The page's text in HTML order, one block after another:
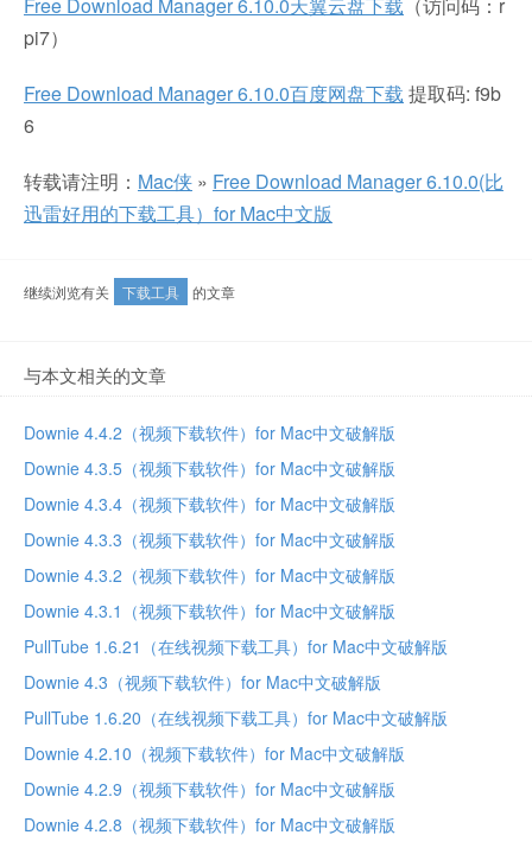
pi7）
Free Download Manager 6.10.0百度网盘下载 提取码: f9b
6
转载请注明： Mac侠 » Free Download Manager 6.10.0(比
迅雷好用的下载工具）for Mac中文版
继续浏览有关 下载工具 的文章
与本文相关的文章
Downie 4.4.2（视频下载软件）for Mac中文破解版
Downie 4.3.5（视频下载软件）for Mac中文破解版
Downie 4.3.4（视频下载软件）for Mac中文破解版
Downie 4.3.3（视频下载软件）for Mac中文破解版
Downie 4.3.2（视频下载软件）for Mac中文破解版
Downie 4.3.1（视频下载软件）for Mac中文破解版
PullTube 1.6.21（在线视频下载工具）for Mac中文破解版
Downie 4.3（视频下载软件）for Mac中文破解版
PullTube 1.6.20（在线视频下载工具）for Mac中文破解版
Downie 4.2.10（视频下载软件）for Mac中文破解版
Downie 4.2.9（视频下载软件）for Mac中文破解版
Downie 4.2.8（视频下载软件）for Mac中文破解版